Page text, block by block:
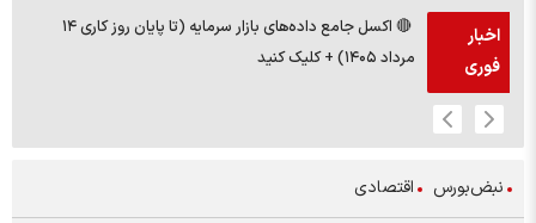
اخبار
فوری
🔴 اکسل جامع داده‌های بازار سرمایه (تا پایان روز کاری ۱۴
مرداد ۱۴۰۵) + کلیک کنید
نبض‌بورس اقتصادی